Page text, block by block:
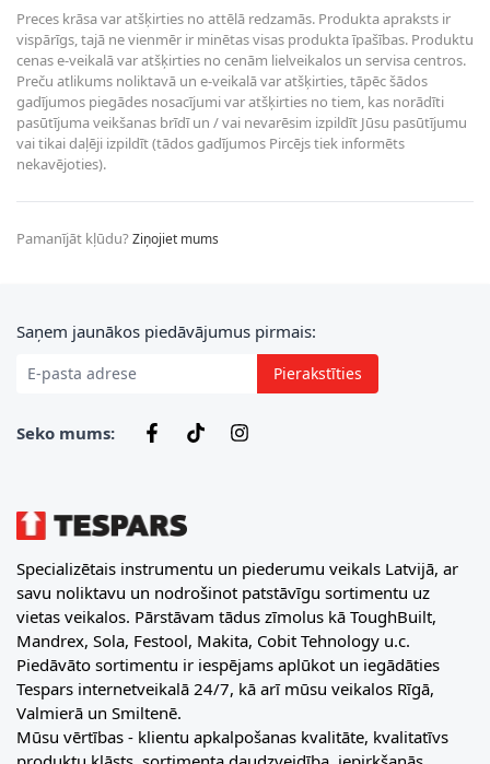
Preces krāsa var atšķirties no attēlā redzamās. Produkta apraksts ir
vispārīgs, tajā ne vienmēr ir minētas visas produkta īpašības. Produktu
cenas e-veikalā var atšķirties no cenām lielveikalos un servisa centros.
Preču atlikums noliktavā un e-veikalā var atšķirties, tāpēc šādos
gadījumos piegādes nosacījumi var atšķirties no tiem, kas norādīti
pasūtījuma veikšanas brīdī un / vai nevarēsim izpildīt Jūsu pasūtījumu
vai tikai daļēji izpildīt (tādos gadījumos Pircējs tiek informēts
nekavējoties).
Pamanījāt kļūdu?Ziņojiet mums
E-pasta adrese
Saņem jaunākos piedāvājumus pirmais:
Pierakstīties
Seko mums:
Specializētais instrumentu un piederumu veikals Latvijā, ar
savu noliktavu un nodrošinot patstāvīgu sortimentu uz
vietas veikalos. Pārstāvam tādus zīmolus kā ToughBuilt,
Mandrex, Sola, Festool, Makita, Cobit Tehnology u.c.
Piedāvāto sortimentu ir iespējams aplūkot un iegādāties
Tespars internetveikalā 24/7, kā arī mūsu veikalos Rīgā,
Valmierā un Smiltenē.
Mūsu vērtības - klientu apkalpošanas kvalitāte, kvalitatīvs